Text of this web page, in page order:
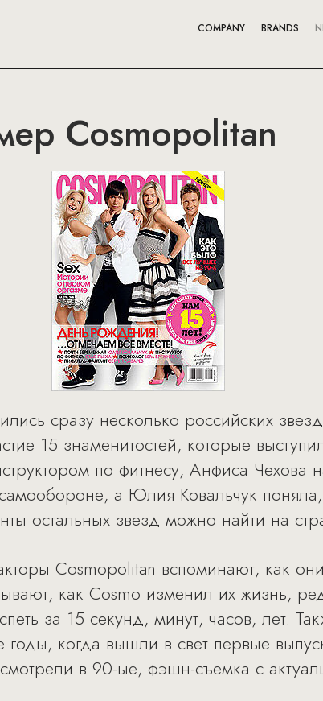
COMPANY BRANDS
Cosmopolitan
сразу несколько российских
15 знаменитостей, которые
по фитнесу, Анфиса Чехова
а Юлия Ковальчук поняла,
остальных звезд можно найти на
Cosmopolitan вспоминают, как
как Cosmo изменил их жизнь,
за 15 секунд, минут, часов, лет.
годы, когда вышли в свет первые
в 90-ые, фэшн-съемка с